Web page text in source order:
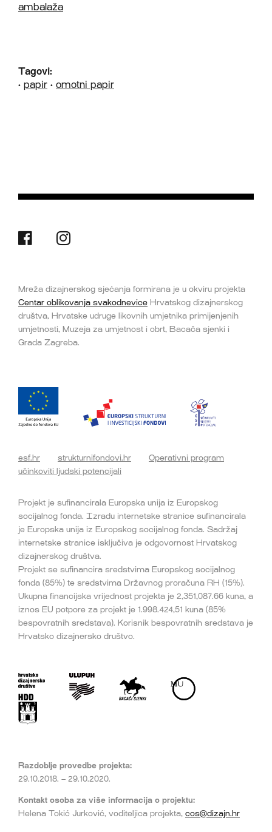
ambalaža
Tagovi:
• papir • omotni papir
Mreža dizajnerskog sjećanja formirana je u okviru projekta
Centar oblikovanja svakodnevice Hrvatskog dizajnerskog
društva, Hrvatske udruge likovnih umjetnika primijenjenih
umjetnosti, Muzeja za umjetnost i obrt, Bacača sjenki i
Grada Zagreba.
esf.hr strukturnifondovi.hr
Operativni program
učinkoviti ljudski potencijali
Projekt je sufinancirala Europska unija iz Europskog
socijalnog fonda. Izradu internetske stranice sufinancirala
je Europska unija iz Europskog socijalnog fonda. Sadržaj
internetske stranice isključiva je odgovornost Hrvatskog
dizajnerskog društva.
Projekt se sufinancira sredstvima Europskog socijalnog
fonda (85%) te sredstvima Državnog proračuna RH (15%).
Ukupna financijska vrijednost projekta je 2,351,087.66 kuna, a
iznos EU potpore za projekt je 1.998.424,51 kuna (85%
bespovratnih sredstava). Korisnik bespovratnih sredstava je
Hrvatsko dizajnersko društvo.
Razdoblje provedbe projekta:
29.10.2018. – 29.10.2020.
Kontakt osoba za više informacija o projektu:
Helena Tokić Jurković, voditeljica projekta, cos@dizajn.hr